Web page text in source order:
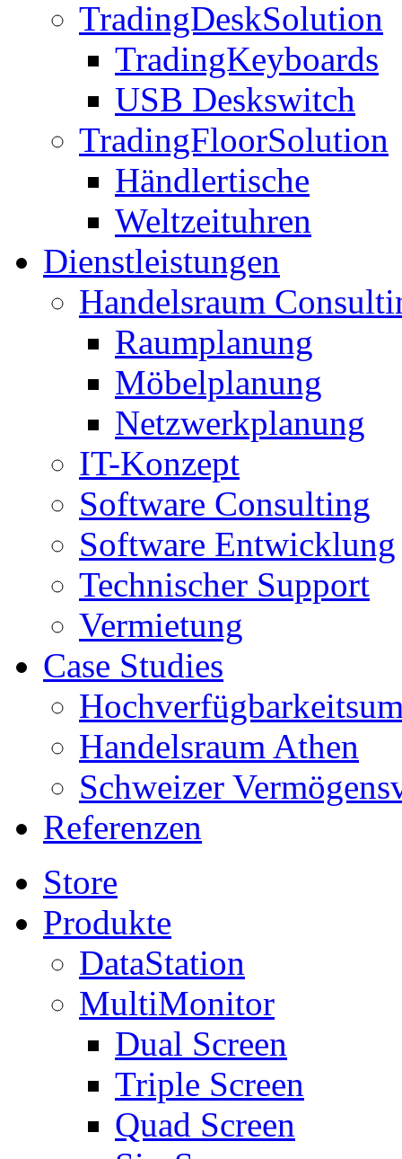
TradingDeskSolution
TradingKeyboards
USB Deskswitch
TradingFloorSolution
Händlertische
Weltzeituhren
Dienstleistungen
Handelsraum
Raumplanung
Möbelplanung
Netzwerkplanung
IT-Konzept
Software Consulting
Software Entwicklung
Technischer Support
Vermietung
Case Studies
Handelsraum Athen
Schweizer
Referenzen
Store
Produkte
DataStation
MultiMonitor
Dual Screen
Triple Screen
Quad Screen